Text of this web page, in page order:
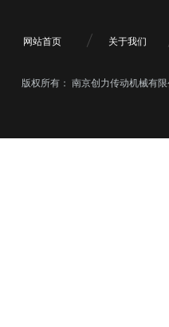
网站首页 关于我们
版权所有： 南京创力传动机械有限